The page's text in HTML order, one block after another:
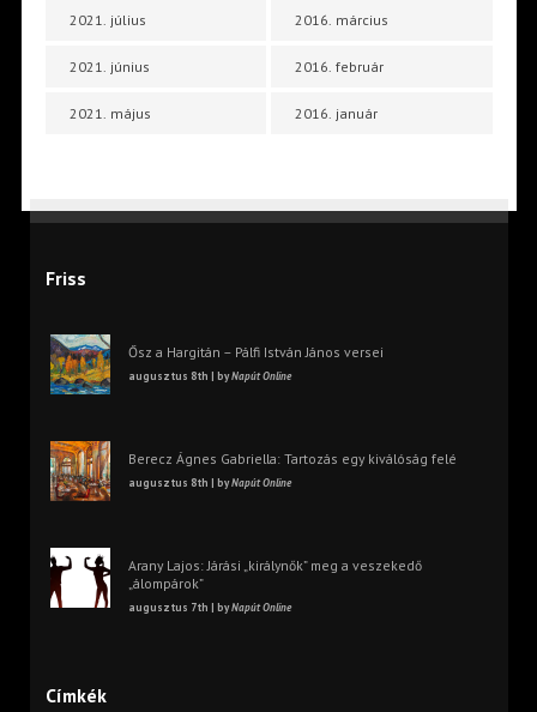
2021. július
2021. június
2021. május
2016. március
2016. február
2016. január
Friss
Ősz a Hargitán – Pálfi István János versei
augusztus 8th | byNapút Online
Berecz Ágnes Gabriella: Tartozás egy kiválóság felé
augusztus 8th | byNapút Online
Arany Lajos: Járási „királynők” meg a veszekedő
„álompárok”
augusztus 7th | byNapút Online
Címkék